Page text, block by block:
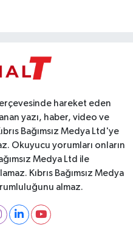
hareket eden
yazı, haber, video ve
Bağımsız Medya Ltd'ye
Okuyucu yorumları onların
Medya Ltd ile
Kıbrıs Bağımsız Medya
almaz.